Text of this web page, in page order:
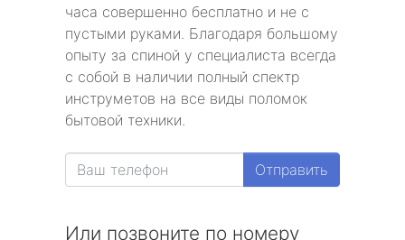
часа совершенно бесплатно и не с
пустыми руками. Благодаря большому
опыту за спиной у специалиста всегда
с собой в наличии полный спектр
инструметов на все виды поломок
бытовой техники.
Отправить
Или позвоните по номеру